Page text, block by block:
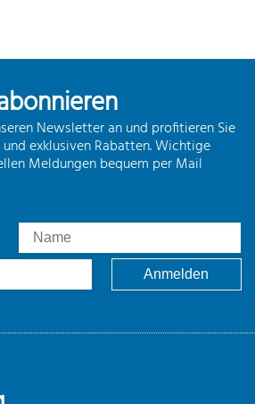
Newsletter an und profitieren Sie
exklusiven Rabatten. Wichtige
Meldungen bequem per Mail